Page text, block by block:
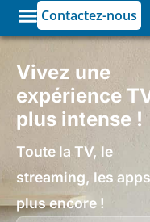
Contactez-nous
Vivez une
expérience
plus intense !
Toute la TV, le
streaming, les
plus encore !